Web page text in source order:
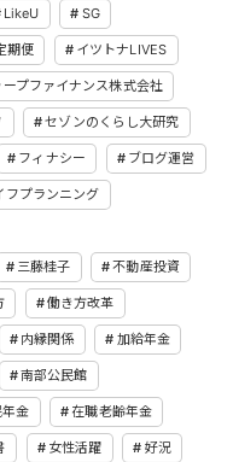
LikeU SG
期便 イツトナLIVES
ープファイナンス株式会社
セゾンのくらし大研究
フィナシー ブログ運営
フプランニング
三藤桂子 不動産投資
働き方改革
内縁関係 加給年金
南部公民館
年金 在職老齢年金
女性活躍 好況